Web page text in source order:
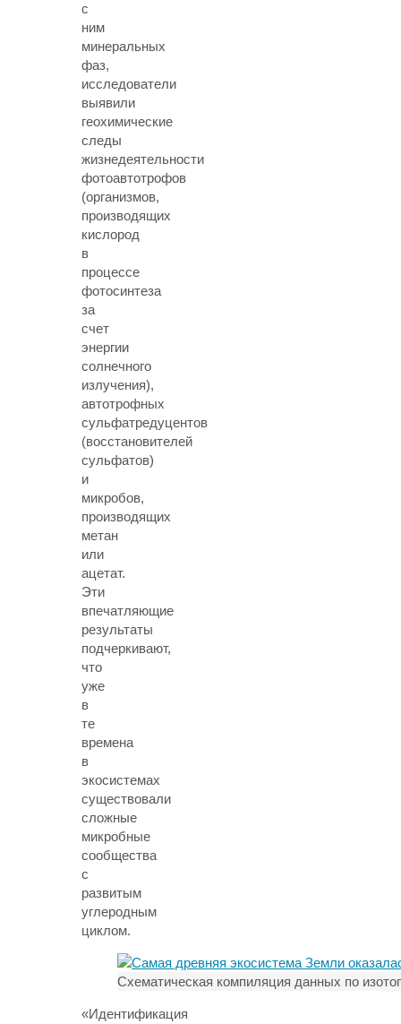
с
ним
минеральных
фаз,
исследователи
выявили
геохимические
следы
жизнедеятельности
фотоавтотрофов
(организмов,
производящих
кислород
в
процессе
фотосинтеза
за
счет
энергии
солнечного
излучения),
автотрофных
сульфатредуцентов
(восстановителей
сульфатов)
и
микробов,
производящих
метан
или
ацетат.
Эти
впечатляющие
результаты
подчеркивают,
что
уже
в
те
времена
в
экосистемах
существовали
сложные
микробные
сообщества
с
развитым
углеродным
циклом.
Схематическая компиляция данных по
«Идентификация